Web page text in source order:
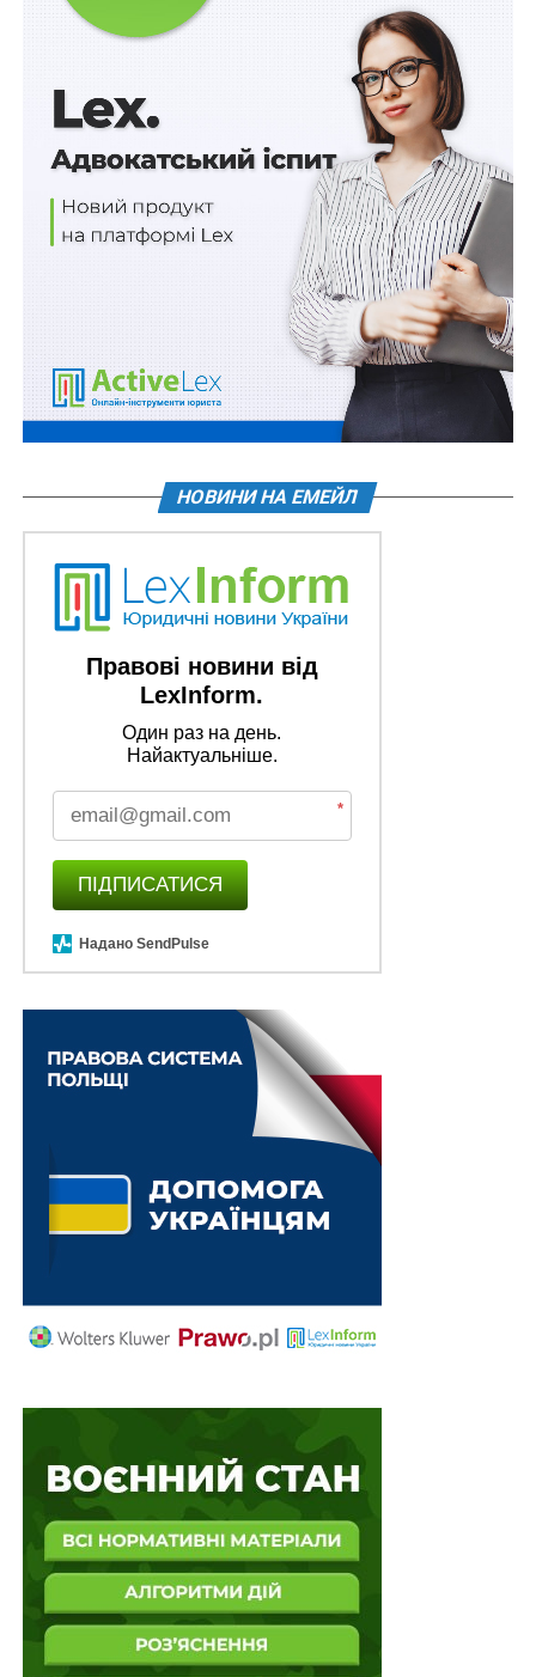
НЕ ПРОПУСТІТЬ
Як працюватиме система пенсійних накопичень?
НОВИНИ НА ЕМЕЙЛ
Правові новини від
LexInform.
Один раз на день.
Найактуальніше.
*
ПІДПИСАТИСЯ
Надано SendPulse